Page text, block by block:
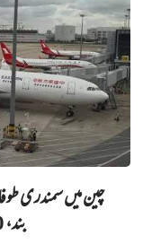
چین میں‌ سمندری
بند، 1300 پروازیں‌ منسوخ